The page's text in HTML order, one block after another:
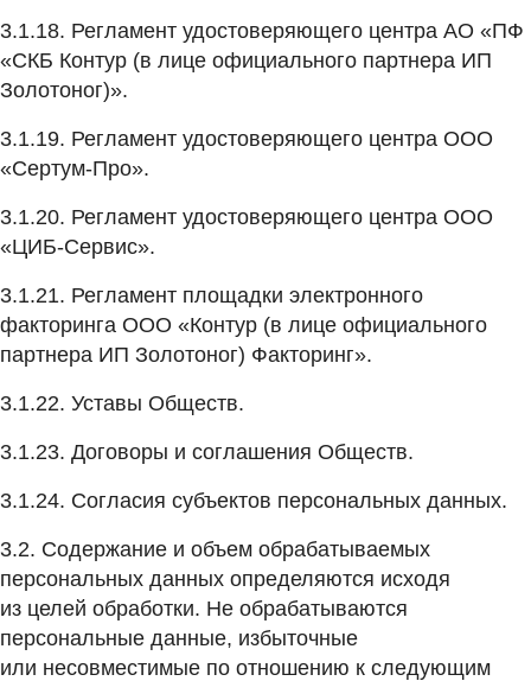
3.1.18. Регламент удостоверяющего центра АО «ПФ
«СКБ Контур (в лице официального партнера ИП
Золотоног)».
3.1.19. Регламент удостоверяющего центра ООО
«Сертум-Про».
3.1.20. Регламент удостоверяющего центра ООО
«ЦИБ-Сервис».
3.1.21. Регламент площадки электронного
факторинга ООО «Контур (в лице официального
партнера ИП Золотоног) Факторинг».
3.1.22. Уставы Обществ.
3.1.23. Договоры и соглашения Обществ.
3.1.24. Согласия субъектов персональных данных.
3.2. Содержание и объем обрабатываемых
персональных данных определяются исходя
из целей обработки. Не обрабатываются
персональные данные, избыточные
или несовместимые по отношению к следующим